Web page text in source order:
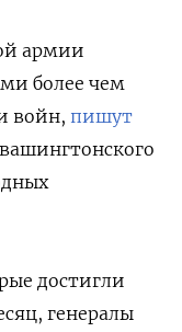
армии
более чем
войн, пишут
достигли
генералы